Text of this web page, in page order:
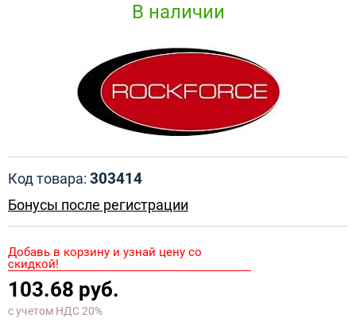
В наличии
Код товара: 303414
Бонусы после регистрации
Добавь в корзину и узнай цену со
скидкой!
103.68 руб.
с учетом НДС 20%